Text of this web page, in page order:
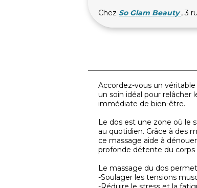
Chez So Glam Beauty , 3
Accordez-vous un
un soin idéal pour relâcher
immédiate de bien-être.
Le dos est une zone où le
au quotidien. Grâce à des
ce massage aide à
profonde détente du corps
Le massage du dos
-Soulager les tensions